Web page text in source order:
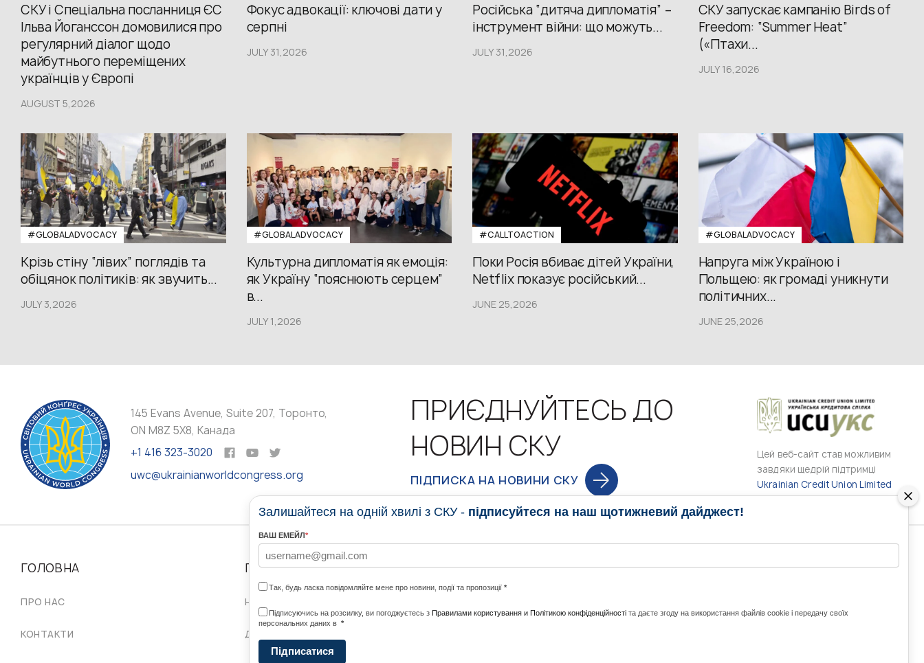
СКУ і Спеціальна посланниця ЄС
Ільва Йоганссон домовилися про
регулярний діалог щодо
майбутнього переміщених
українців у Європі
AUGUST 5,2026
Фокус адвокації: ключові дати у
серпні
JULY 31,2026
Російська “дитяча дипломатія” –
інструмент війни: що можуть...
JULY 31,2026
СКУ запускає кампанію Birds of
Freedom: “Summer Heat”
(«Птахи...
JULY 16,2026
#GLOBALADVOCACY
Крізь стіну “лівих” поглядів та
обіцянок політиків: як звучить...
JULY 3,2026
#GLOBALADVOCACY
Культурна дипломатія як емоція:
як Україну “пояснюють серцем”
в...
JULY 1,2026
#CALLTOACTION
Поки Росія вбиває дітей України,
Netflix показує російський...
JUNE 25,2026
#GLOBALADVOCACY
Напруга між Україною і
Польщею: як громаді уникнути
політичних...
JUNE 25,2026
145 Evans Avenue, Suite 207, Торонто,
ON M8Z 5X8, Канада
+1 416 323-3020
uwc@ukrainianworldcongress.org
ПРИЄДНУЙТЕСЬ ДО
НОВИН СКУ
ПІДПИСКА НА НОВИНИ СКУ
Цей веб-сайт став можливим
завдяки щедрій підтримці
Ukrainian Credit Union Limited
ГОЛОВНА
ПРО НАС
КОНТАКТИ
ПРО НАС
НАШІ СПІЛЬНОТИ ПО СВІТУ
ДОРАДЧА РАДА
НОВИНИ ПРОГРАМИ МЕДІА КОНТАКТИ
з України та світу
Залишайтеся на одній хвилі з СКУ - підписуйтеся на наш щотижневий дайджест!
ВАШ ЕМЕЙЛ*
Так, будь ласка повідомляйте мене про новини, події та пропозиції *
Підписуючись на розсилку, ви погоджуєтесь з Правилами користування и Політикою конфіденційності та даєте згоду на використання файлів cookie і передачу своїх
персональних даних в *
Підписатися